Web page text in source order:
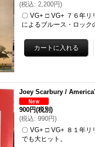
(税込: 2,200円)
〇 VG+ □ VG+ ７６年リ
によるブルース・ロック
Joey Scarbury /
900円(税別)
(税込: 990円)
〇 VG+ □ VG+ ８１年リ
でも大ヒット。